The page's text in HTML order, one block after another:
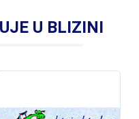
U BLIZINI